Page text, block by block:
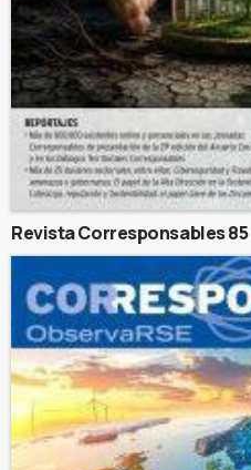
Revista Corresponsables 85